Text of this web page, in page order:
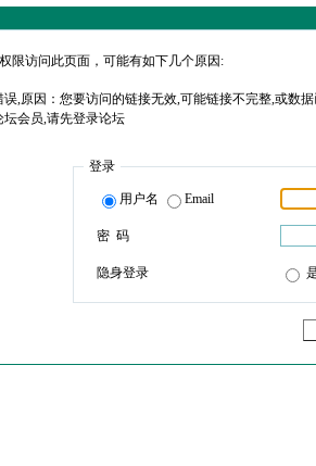
限访问此页面，可能有如下几个原因:
误,原因：您要访问的链接无效,可能链接不完整,或数
坛会员,请先登录论坛
登录
用户名 Email
密 码
隐身登录